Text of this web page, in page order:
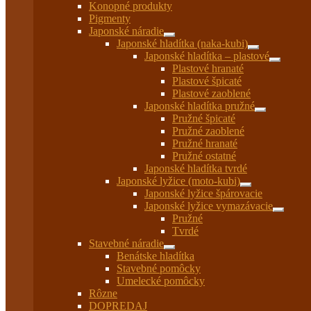
Konopné produkty
Pigmenty
Japonské náradie
Rozbaliť
podradené
menu
Japonské hladítka (naka-kubi)
Rozbaliť
podradené
Japonské hladítka – plastové
Rozbaliť
Plastové hranaté
Plastové špicaté
Plastové zaoblené
Japonské hladítka pružné
Rozbaliť
Pružné špicaté
Pružné zaoblené
Pružné hranaté
Pružné ostatné
Japonské hladítka tvrdé
Japonské lyžice (moto-kubi)
Rozbaliť
podradené
menu
Japonské lyžice špárovacie
Japonské lyžice vymazávacie
Rozbaliť
Pružné
Tvrdé
Stavebné náradie
Rozbaliť
podradené
menu
Benátske hladítka
Stavebné pomôcky
Umelecké pomôcky
Rôzne
DOPREDAJ